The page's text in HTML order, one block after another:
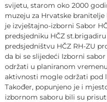
svijetu, starom oko 2000
muzeju za Hrvatske
je izvještajno-izborni Sabor
predsjedniku HČZ
predsjedništvu HČZ RH-ZU
da bi se slijedeći Izborni
održati u planiranom
aktivnosti mogle održati pod
Također, popunjeno je i
izbornom saboru bili su